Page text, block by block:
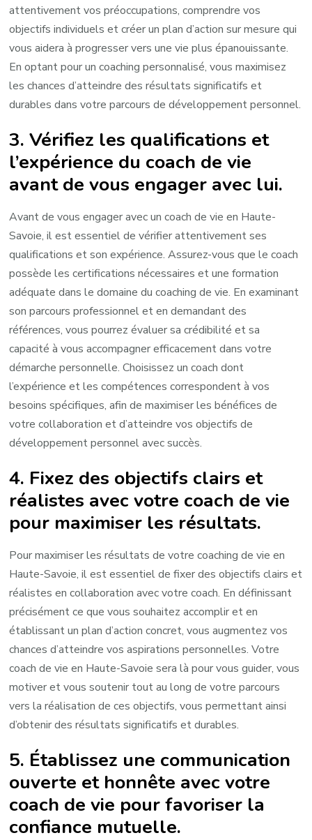
attentivement vos préoccupations, comprendre vos
objectifs individuels et créer un plan d’action sur mesure qui
vous aidera à progresser vers une vie plus épanouissante.
En optant pour un coaching personnalisé, vous maximisez
les chances d’atteindre des résultats significatifs et
durables dans votre parcours de développement personnel.
3. Vérifiez les qualifications et
l’expérience du coach de vie
avant de vous engager avec lui.
Avant de vous engager avec un coach de vie en Haute-
Savoie, il est essentiel de vérifier attentivement ses
qualifications et son expérience. Assurez-vous que le coach
possède les certifications nécessaires et une formation
adéquate dans le domaine du coaching de vie. En examinant
son parcours professionnel et en demandant des
références, vous pourrez évaluer sa crédibilité et sa
capacité à vous accompagner efficacement dans votre
démarche personnelle. Choisissez un coach dont
l’expérience et les compétences correspondent à vos
besoins spécifiques, afin de maximiser les bénéfices de
votre collaboration et d’atteindre vos objectifs de
développement personnel avec succès.
4. Fixez des objectifs clairs et
réalistes avec votre coach de vie
pour maximiser les résultats.
Pour maximiser les résultats de votre coaching de vie en
Haute-Savoie, il est essentiel de fixer des objectifs clairs et
réalistes en collaboration avec votre coach. En définissant
précisément ce que vous souhaitez accomplir et en
établissant un plan d’action concret, vous augmentez vos
chances d’atteindre vos aspirations personnelles. Votre
coach de vie en Haute-Savoie sera là pour vous guider, vous
motiver et vous soutenir tout au long de votre parcours
vers la réalisation de ces objectifs, vous permettant ainsi
d’obtenir des résultats significatifs et durables.
5. Établissez une communication
ouverte et honnête avec votre
coach de vie pour favoriser la
confiance mutuelle.